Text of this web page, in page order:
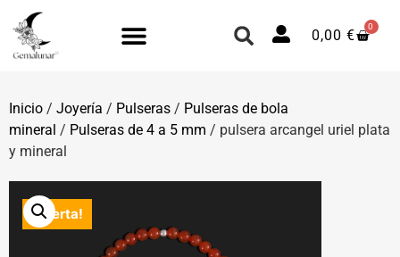
0,00 €
0
Inicio / Joyería / Pulseras / Pulseras de bola
mineral / Pulseras de 4 a 5 mm / pulsera arcangel uriel plata
y mineral
¡Oferta!